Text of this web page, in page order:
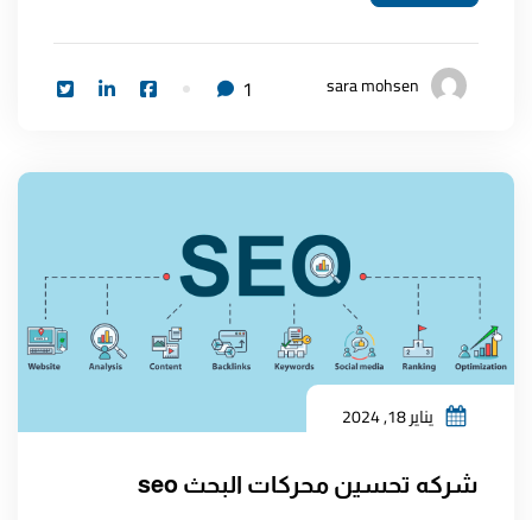
sara mohsen
1
يناير 18, 2024
شركه تحسين محركات البحث seo